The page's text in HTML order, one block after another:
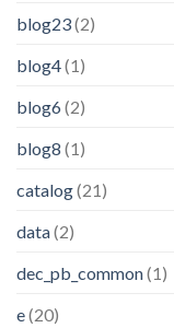
blog23(2)
blog4(1)
blog6(2)
blog8 (1)
catalog(21)
data(2)
dec_pb_common(1)
e(20)